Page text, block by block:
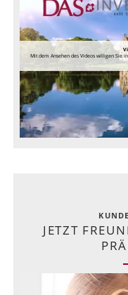
Mit dem Ansehen des Videos willigen Sie
JETZT